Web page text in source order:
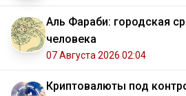
Аль Фараби: городская
человека
07 Августа 2026 02:04
Криптовалюты под